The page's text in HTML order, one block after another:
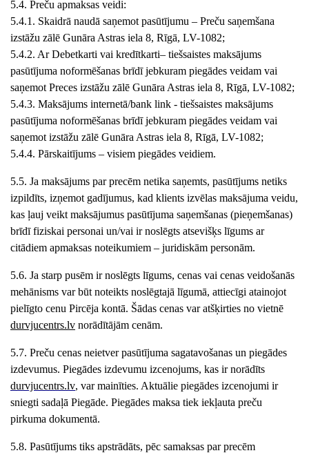
5.4. Preču apmaksas veidi:
5.4.1. Skaidrā naudā saņemot pasūtījumu – Preču saņemšana
izstāžu zālē Gunāra Astras iela 8, Rīgā, LV-1082;
5.4.2. ArDebetkarti vai kredītkarti– tiešsaistes maksājums
pasūtījuma noformēšanas brīdī jebkuram piegādes veidam vai
saņemot Preces izstāžu zālē Gunāra Astras iela 8, Rīgā, LV-1082;
5.4.3. Maksājums internetā/bank link - tiešsaistes maksājums
pasūtījuma noformēšanas brīdī jebkuram piegādes veidam vai
saņemot izstāžu zālē Gunāra Astras iela 8, Rīgā, LV-1082;
5.4.4. Pārskaitījums – visiem piegādes veidiem.
5.5. Ja maksājums par precēm netika saņemts, pasūtījums netiks
izpildīts, izņemot gadījumus, kad klients izvēlas maksājuma veidu,
kas ļauj veikt maksājumus pasūtījuma saņemšanas (pieņemšanas)
brīdī fiziskai personai un/vai ir noslēgts atsevišķs līgums ar
citādiem apmaksas noteikumiem – juridiskām personām.
5.6. Ja starp pusēm ir noslēgts līgums, cenas vai cenas veidošanās
mehānisms var būt noteikts noslēgtajā līgumā, attiecīgi atainojot
pielīgto cenu Pircēja kontā. Šādas cenas var atšķirties no vietnē
durvjucentrs.lv norādītājām cenām.
5.7. Preču cenas neietver pasūtījuma sagatavošanas un piegādes
izdevumus. Piegādes izdevumu izcenojums, kas ir norādīts
durvjucentrs.lv, var mainīties. Aktuālie piegādes izcenojumi ir
sniegti sadaļā Piegāde. Piegādes maksa tiek iekļauta preču
pirkuma dokumentā.
5.8. Pasūtījums tiks apstrādāts, pēc samaksas par precēm